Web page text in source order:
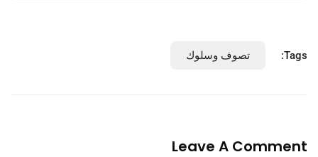
Tags: تصوف وسلوك
Leave A Comment